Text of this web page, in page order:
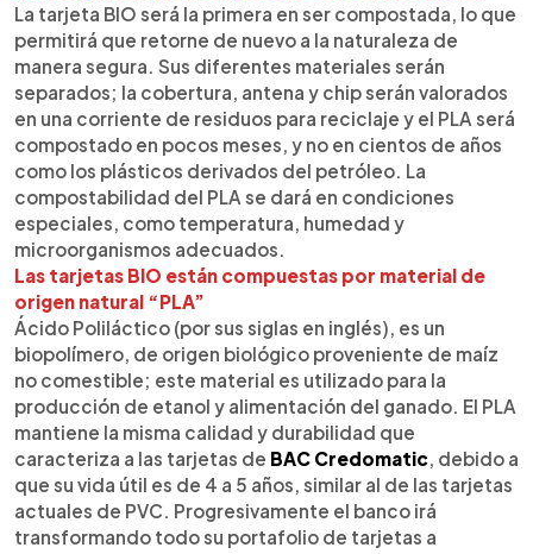
La tarjeta BIO será la primera en ser compostada, lo que
permitirá que retorne de nuevo a la naturaleza de
manera segura. Sus diferentes materiales serán
separados; la cobertura, antena y chip serán valorados
en una corriente de residuos para reciclaje y el PLA será
compostado en pocos meses, y no en cientos de años
como los plásticos derivados del petróleo. La
compostabilidad del PLA se dará en condiciones
especiales, como temperatura, humedad y
microorganismos adecuados.
Las tarjetas BIO están compuestas por material de
origen natural “PLA”
Ácido Poliláctico (por sus siglas en inglés), es un
biopolímero, de origen biológico proveniente de maíz
no comestible; este material es utilizado para la
producción de etanol y alimentación del ganado. El PLA
mantiene la misma calidad y durabilidad que
caracteriza a las tarjetas de BAC Credomatic, debido a
que su vida útil es de 4 a 5 años, similar al de las tarjetas
actuales de PVC. Progresivamente el banco irá
transformando todo su portafolio de tarjetas a